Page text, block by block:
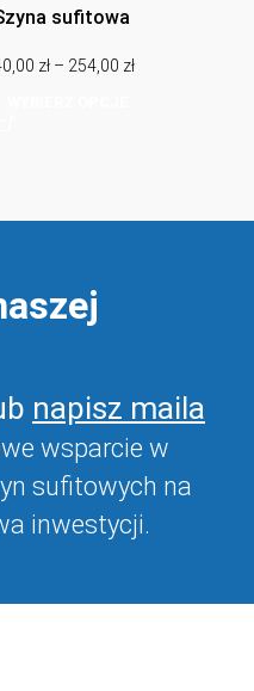
sufitowa
sufitowy
zł – 254,00 zł
napisz maila
wsparcie w
sufitowych na
inwestycji.